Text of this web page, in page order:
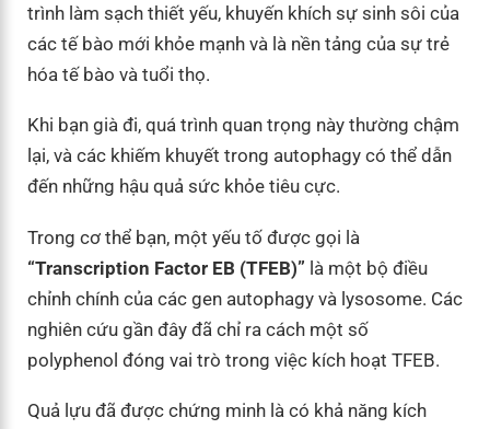
trình làm sạch thiết yếu, khuyến khích sự sinh sôi của
các tế bào mới khỏe mạnh và là nền tảng của sự trẻ
hóa tế bào và tuổi thọ.
Khi bạn già đi, quá trình quan trọng này thường chậm
lại, và các khiếm khuyết trong autophagy có thể dẫn
đến những hậu quả sức khỏe tiêu cực.
Trong cơ thể bạn, một yếu tố được gọi là
“Transcription Factor EB (TFEB)” là một bộ điều
chỉnh chính của các gen autophagy và lysosome. Các
nghiên cứu gần đây đã chỉ ra cách một số
polyphenol đóng vai trò trong việc kích hoạt TFEB.
Quả lựu đã được chứng minh là có khả năng kích